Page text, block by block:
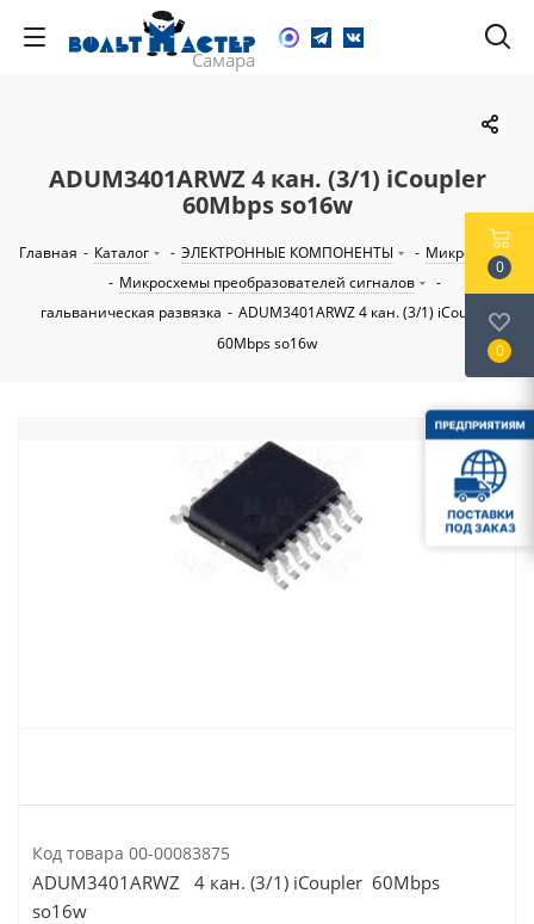
ADUM3401ARWZ 4 кан. (3/1) iCoupler
60Mbps so16w
Главная - Каталог - ЭЛЕКТРОННЫЕ КОМПОНЕНТЫ - Микросхемы
- Микросхемы преобразователей сигналов
-
гальваническая развязка - ADUM3401ARWZ 4 кан. (3/1) iCoupler
60Mbps so16w
Код товара 00-00083875
ADUM3401ARWZ 4 кан. (3/1) iCoupler 60Mbps
so16w
0
0